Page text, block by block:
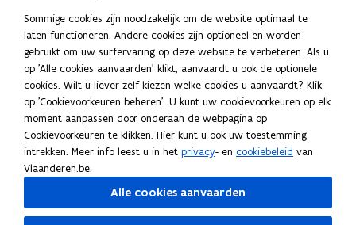
Thema's
Taaladviezen
Spellingregels
Tips voor duidelijke taal
Bekijk ook
Spellingtests
Boek- en webwijzer
Sommige cookies zijn noodzakelijk om de website optimaal te
laten functioneren. Andere cookies zijn optioneel en worden
gebruikt om uw surfervaring op deze website te verbeteren. Als u
op 'Alle cookies aanvaarden' klikt, aanvaardt u ook de optionele
cookies. Wilt u liever zelf kiezen welke cookies u aanvaardt? Klik
op 'Cookievoorkeuren beheren'. U kunt uw cookievoorkeuren op elk
moment aanpassen door onderaan de webpagina op
Cookievoorkeuren te klikken. Hier kunt u ook uw toestemming
intrekken. Meer info leest u in het privacy- en cookiebeleid van
Vlaanderen.be.
Alle cookies aanvaarden